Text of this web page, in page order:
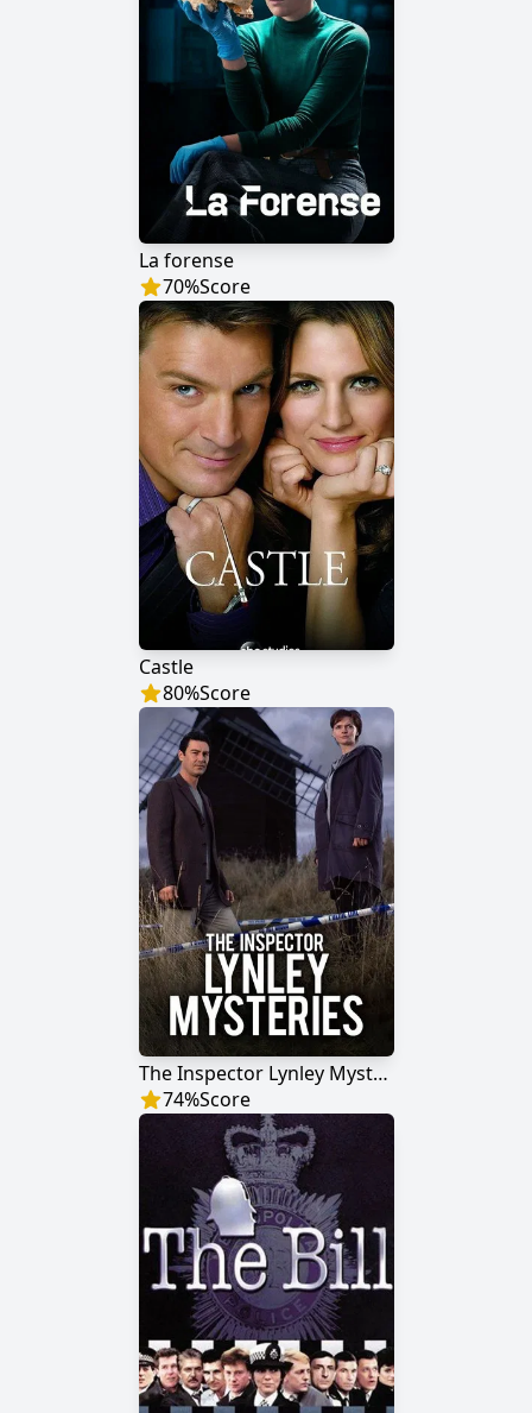
La forense
70%Score
Castle
80%Score
The Inspector Lynley Mysteries
74%Score